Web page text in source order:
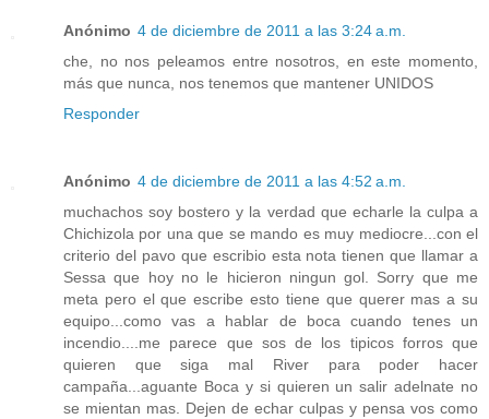
Anónimo 4 de diciembre de 2011 a las 3:24 a.m.
che, no nos peleamos entre nosotros, en este momento,
más que nunca, nos tenemos que mantener UNIDOS
Responder
Anónimo 4 de diciembre de 2011 a las 4:52 a.m.
muchachos soy bostero y la verdad que echarle la culpa a
Chichizola por una que se mando es muy mediocre...con el
criterio del pavo que escribio esta nota tienen que llamar a
Sessa que hoy no le hicieron ningun gol. Sorry que me
meta pero el que escribe esto tiene que querer mas a su
equipo...como vas a hablar de boca cuando tenes un
incendio....me parece que sos de los tipicos forros que
quieren que siga mal River para poder hacer
campaña...aguante Boca y si quieren un salir adelnate no
se mientan mas. Dejen de echar culpas y pensa vos como